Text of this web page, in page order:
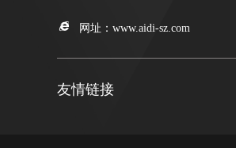
 网址：www.aidi-sz.com
友情链接